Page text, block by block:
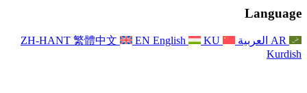
Rapora
Rapora
خێزان
ZH-HANT 繁體中文 EN